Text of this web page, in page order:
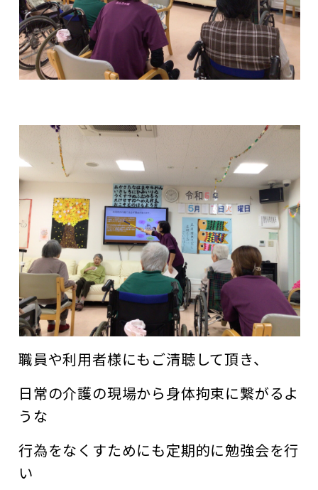
職員や利用者様にもご清聴して頂き、
日常の介護の現場から身体拘束に繋がるよ
うな
行為をなくすためにも定期的に勉強会を行
い